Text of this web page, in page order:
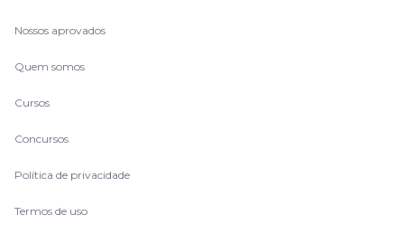
Nossos aprovados
Quem somos
Cursos
Concursos
Política de privacidade
Termos de uso